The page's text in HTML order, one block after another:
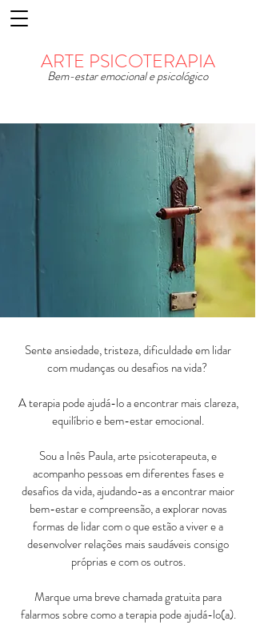
ARTE PSICOTERAPIA
Bem-estar emocional e psicológico
Sente ansiedade, tristeza, dificuldade em lidar
com mudanças ou desafios na vida?
A terapia pode ajudá-lo a encontrar mais clareza,
equilíbrio e bem-estar emocional.
Sou a Inês Paula, arte psicoterapeuta, e
acompanho pessoas em diferentes fases e
desafios da vida, ajudando-as a encontrar maior
bem-estar e compreensão, a explorar novas
formas de lidar com o que estão a viver e a
desenvolver relações mais saudáveis consigo
próprias e com os outros.
Marque uma breve chamada gratuita para
falarmos sobre como a terapia pode ajudá-lo(a).